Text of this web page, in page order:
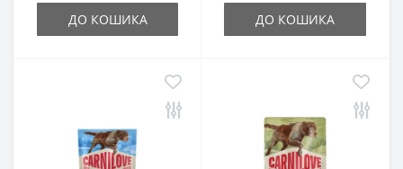
ДО КОШИКА ДО КОШИКА